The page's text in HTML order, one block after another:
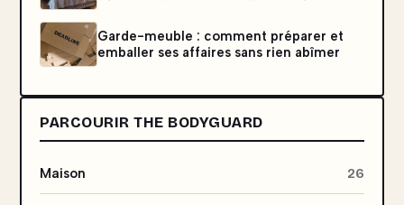
Garde-meuble : comment préparer et
emballer ses affaires sans rien abîmer
PARCOURIR THE BODYGUARD
Maison 26